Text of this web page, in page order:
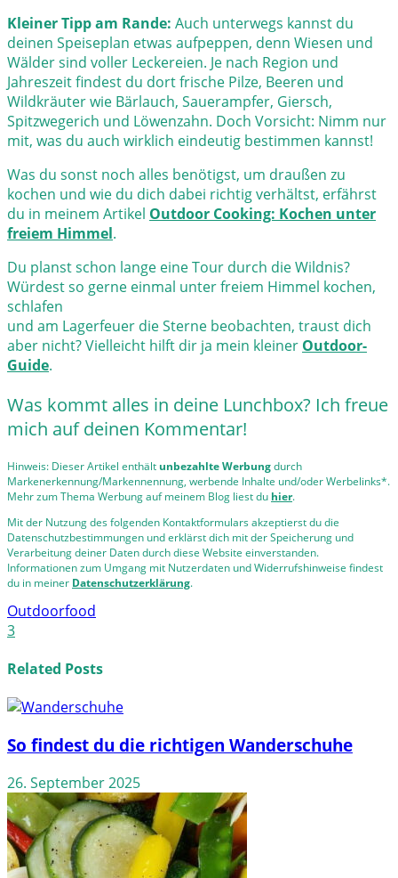
Kleiner Tipp am Rande: Auch unterwegs kannst du
deinen Speiseplan etwas aufpeppen, denn Wiesen und
Wälder sind voller Leckereien. Je nach Region und
Jahreszeit findest du dort frische Pilze, Beeren und
Wildkräuter wie Bärlauch, Sauerampfer, Giersch,
Spitzwegerich und Löwenzahn. Doch Vorsicht: Nimm nur
mit, was du auch wirklich eindeutig bestimmen kannst!
Was du sonst noch alles benötigst, um draußen zu
kochen und wie du dich dabei richtig verhältst, erfährst
du in meinem Artikel Outdoor Cooking: Kochen unter
freiem Himmel.
Du planst schon lange eine Tour durch die Wildnis?
Würdest so gerne einmal unter freiem Himmel kochen,
schlafen
und am Lagerfeuer die Sterne beobachten, traust dich
aber nicht? Vielleicht hilft dir ja mein kleiner Outdoor-
Guide.
Was kommt alles in deine Lunchbox? Ich freue
mich auf deinen Kommentar!
Hinweis: Dieser Artikel enthält unbezahlte Werbungdurch
Markenerkennung/Markennennung, werbende Inhalte und/oder Werbelinks*.
Mehr zum Thema Werbung auf meinem Blog liest du hier.
Mit der Nutzung des folgenden Kontaktformulars akzeptierst du die
Datenschutzbestimmungen und erklärst dich mit der Speicherung und
Verarbeitung deiner Daten durch diese Website einverstanden.
Informationen zum Umgang mit Nutzerdaten und Widerrufshinweise findest
du in meiner Datenschutzerklärung.
Outdoorfood
3
Related Posts
So findest du die richtigen Wanderschuhe
26. September 2025